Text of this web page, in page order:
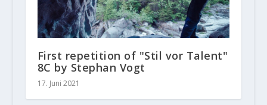
First repetition of "Stil vor Talent"
8C by Stephan Vogt
17. Juni 2021